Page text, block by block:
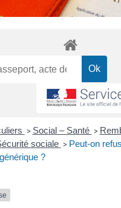
> Social – Santé >
sociale > Peut-on
?